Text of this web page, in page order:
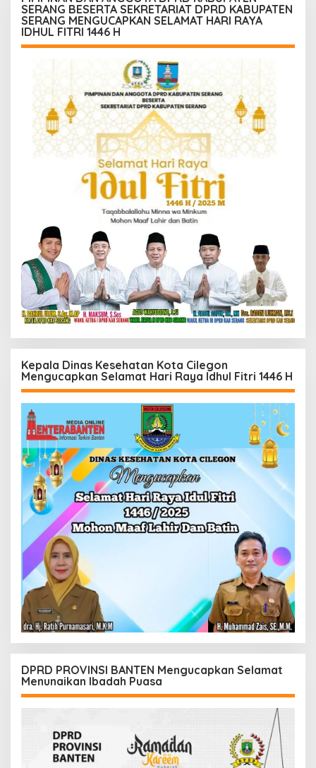
SERANG BESERTA SEKRETARIAT DPRD KABUPATEN
SERANG MENGUCAPKAN SELAMAT HARI RAYA
IDHUL FITRI 1446 H
Kepala Dinas Kesehatan Kota Cilegon
Mengucapkan Selamat Hari Raya Idhul Fitri 1446 H
DPRD PROVINSI BANTEN Mengucapkan Selamat
Menunaikan Ibadah Puasa